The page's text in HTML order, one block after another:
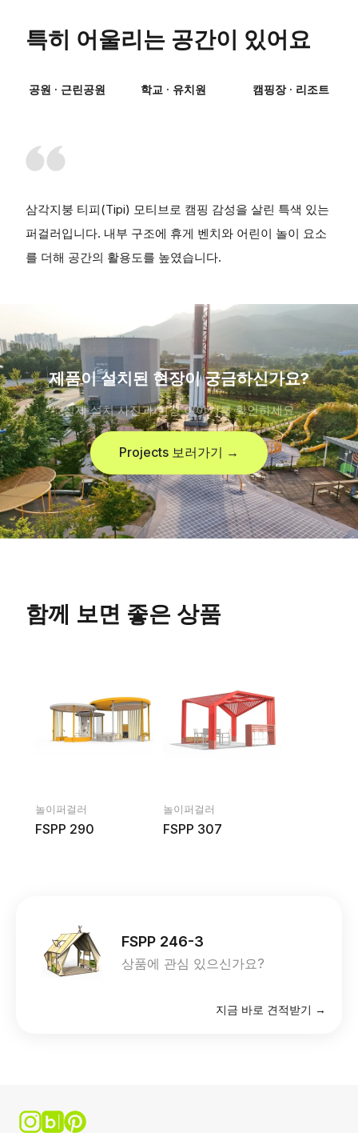
특히 어울리는 공간이 있어요
공원 · 근린공원 학교 · 유치원 캠핑장 · 리조트
삼각지붕 티피(Tipi) 모티브로 캠핑 감성을 살린 특색 있는
퍼걸러입니다. 내부 구조에 휴게 벤치와 어린이 놀이 요소
를 더해 공간의 활용도를 높였습니다.
제품이 설치된 현장이 궁금하신가요?
실제 설치 사진과 현장 이야기를 확인하세요
Projects 보러가기 →
함께 보면 좋은 상품
놀이퍼걸러
FSPP 290
놀이퍼걸러
FSPP 307
FSPP 246-3
상품에 관심 있으신가요?
지금 바로 견적받기 →